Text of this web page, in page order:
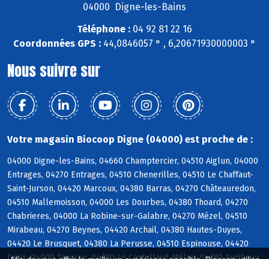
04000 Digne-les-Bains
Téléphone : 04 92 81 22 16
Coordonnées GPS : 44,0846057 ° , 6,20671930000003 °
Nous suivre sur
Votre magasin Biocoop Digne (04000) est proche de :
04000 Digne-les-Bains, 04660 Champtercier, 04510 Aiglun, 04000
Entrages, 04270 Entrages, 04510 Chenerilles, 04510 Le Chaffaut-
Saint-Jurson, 04420 Marcoux, 04380 Barras, 04270 Châteauredon,
04510 Mallemoisson, 04000 Les Dourbes, 04380 Thoard, 04270
Chabrieres, 04000 La Robine-sur-Galabre, 04270 Mézel, 04510
Mirabeau, 04270 Beynes, 04420 Archail, 04380 Hautes-Duyes,
04420 Le Brusquet, 04380 La Perusse, 04510 Espinouse, 04420